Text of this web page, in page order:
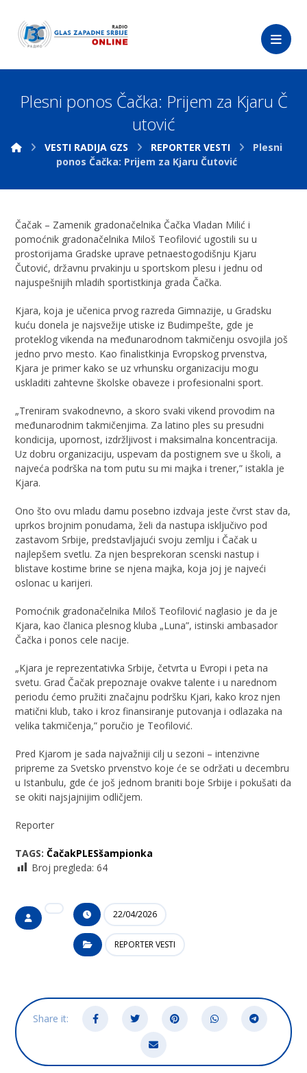
Plesni ponos Čačka: Prijem za Kjaru Č
utović
VESTI RADIJA GZS REPORTER VESTI
Plesni
ponos Čačka: Prijem za Kjaru Čutović
Čačak – Zamenik gradonačelnika Čačka Vladan Milić i
pomoćnik gradonačelnika Miloš Teofilović ugostili su u
prostorijama Gradske uprave petnaestogodišnju Kjaru
Čutović, državnu prvakinju u sportskom plesu i jednu od
najuspešnijih mladih sportistkinja grada Čačka.
Kjara, koja je učenica prvog razreda Gimnazije, u Gradsku
kuću donela je najsvežije utiske iz Budimpešte, gde je
proteklog vikenda na međunarodnom takmičenju osvojila još
jedno prvo mesto. Kao finalistkinja Evropskog prvenstva,
Kjara je primer kako se uz vrhunsku organizaciju mogu
uskladiti zahtevne školske obaveze i profesionalni sport.
„Treniram svakodnevno, a skoro svaki vikend provodim na
međunarodnim takmičenjima. Za latino ples su presudni
kondicija, upornost, izdržljivost i maksimalna koncentracija.
Uz dobru organizaciju, uspevam da postignem sve u školi, a
najveća podrška na tom putu su mi majka i trener,” istakla je
Kjara.
Ono što ovu mladu damu posebno izdvaja jeste čvrst stav da,
uprkos brojnim ponudama, želi da nastupa isključivo pod
zastavom Srbije, predstavljajući svoju zemlju i Čačak u
najlepšem svetlu. Za njen besprekoran scenski nastup i
blistave kostime brine se njena majka, koja joj je najveći
oslonac u karijeri.
Pomoćnik gradonačelnika Miloš Teofilović naglasio je da je
Kjara, kao članica plesnog kluba „Luna”, istinski ambasador
Čačka i ponos cele nacije.
„Kjara je reprezentativka Srbije, četvrta u Evropi i peta na
svetu. Grad Čačak prepoznaje ovakve talente i u narednom
periodu ćemo pružiti značajnu podršku Kjari, kako kroz njen
matični klub, tako i kroz finansiranje putovanja i odlazaka na
velika takmičenja,” poručio je Teofilović.
Pred Kjarom je sada najvažniji cilj u sezoni – intenzivne
pripreme za Svetsko prvenstvo koje će se održati u decembru
u Istanbulu, gde će još jednom braniti boje Srbije i pokušati da
se okiti najsjajnijim odličjem.
Reporter
TAGS:ČačakPLESšampionka
Broj pregleda: 64
22/04/2026
REPORTER VESTI